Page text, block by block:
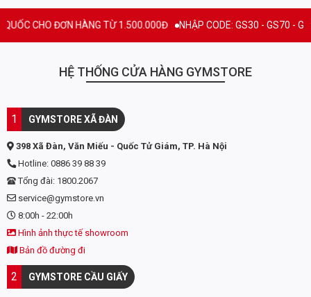
CHO ĐƠN HÀNG TỪ 1.500.000Đ NHẬP CODE: GS30 - GS70 -
HỆ THỐNG CỬA HÀNG GYMSTORE
1 GYMSTORE XÃ ĐÀN
398 Xã Đàn, Văn Miếu - Quốc Tử Giám, TP. Hà Nội
Hotline: 0886 39 88 39
Tổng đài: 1800.2067
service@gymstore.vn
8:00h - 22:00h
Hình ảnh thực tế showroom
Bản đồ đường đi
2 GYMSTORE CẦU GIẤY